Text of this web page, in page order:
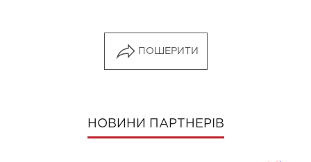
ПОШЕРИТИ
НОВИНИ ПАРТНЕРІВ